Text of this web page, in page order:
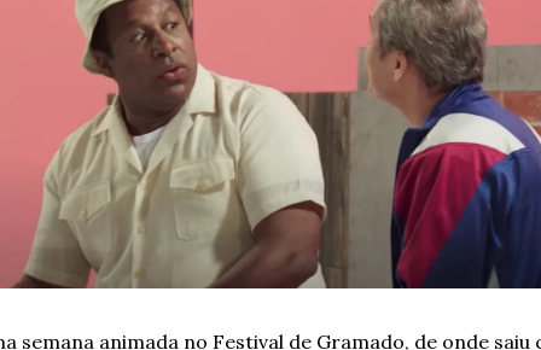
semana animada no Festival de Gramado, de onde saiu